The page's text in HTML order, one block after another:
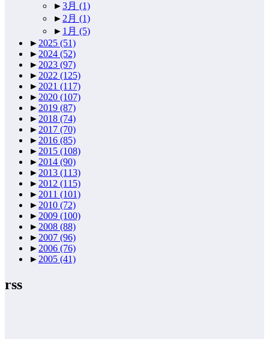
►3月 (1)
► 2月 (1)
► 1月 (5)
► 2025 (51)
► 2024 (52)
► 2023 (97)
► 2022 (125)
► 2021 (117)
► 2020 (107)
► 2019 (87)
► 2018 (74)
► 2017 (70)
► 2016 (85)
► 2015 (108)
► 2014 (90)
► 2013 (113)
► 2012 (115)
► 2011 (101)
► 2010 (72)
► 2009 (100)
► 2008 (88)
► 2007 (96)
► 2006 (76)
► 2005 (41)
rss